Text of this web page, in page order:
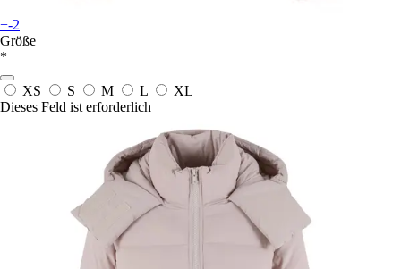
+-2
Größe
*
XS S M L
XL
Dieses Feld ist erforderlich